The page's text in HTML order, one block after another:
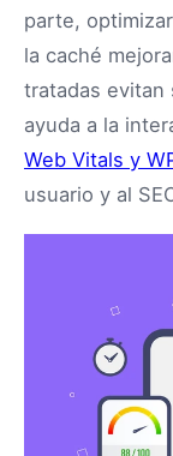
parte,
la caché
tratadas evitan
ayuda a la
Web Vitals y
usuario y al